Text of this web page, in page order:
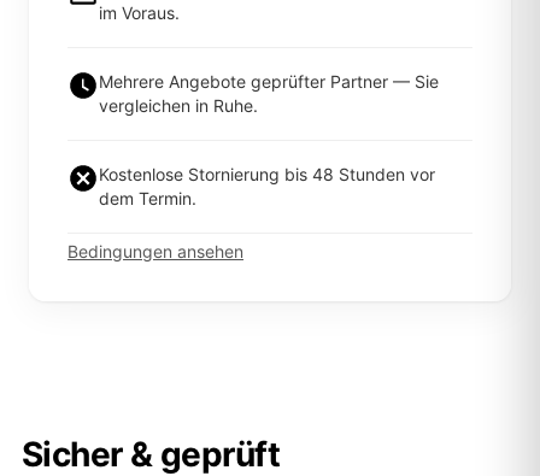
im Voraus.
Mehrere Angebote geprüfter Partner — Sie
vergleichen in Ruhe.
Kostenlose Stornierung bis 48 Stunden vor
dem Termin.
Bedingungen ansehen
Sicher & geprüft